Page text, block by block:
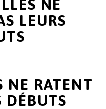
NE
LEURS
NE RATENT
DÉBUTS